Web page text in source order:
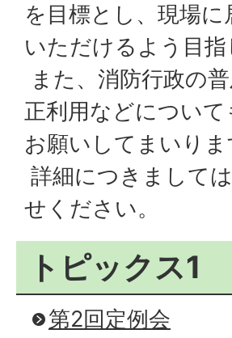
を目標とし、現場
いただけるよう目
また、消防行政の
正利用などについ
お願いしてまいりま
詳細につきまして
せください。
トピックス1
第2回定例会